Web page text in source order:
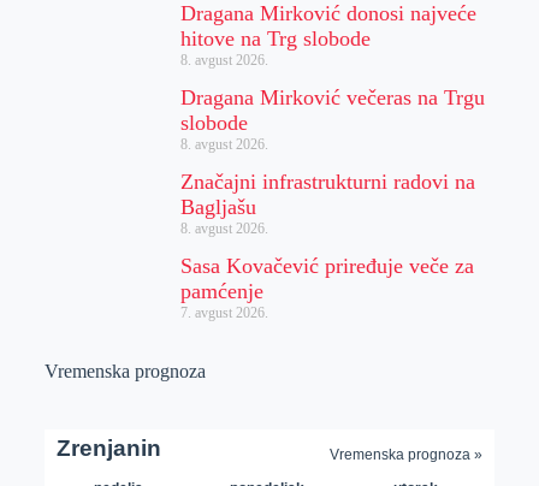
Dragana Mirković donosi najveće
hitove na Trg slobode
8. avgust 2026.
Dragana Mirković večeras na Trgu
slobode
8. avgust 2026.
Značajni infrastrukturni radovi na
Bagljašu
8. avgust 2026.
Sasa Kovačević priređuje veče za
pamćenje
7. avgust 2026.
Vremenska prognoza